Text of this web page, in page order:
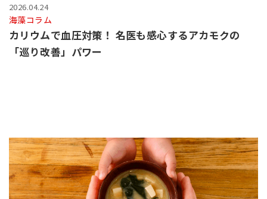
2026.04.24
海藻コラム
カリウムで血圧対策！ 名医も感心するアカモクの
「巡り改善」パワー